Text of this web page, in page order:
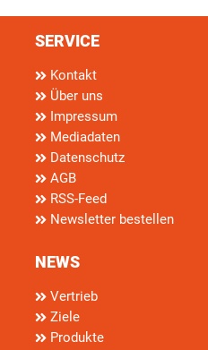
SERVICE
Kontakt
Über uns
Impressum
Mediadaten
Datenschutz
AGB
RSS-Feed
Newsletter bestellen
NEWS
Vertrieb
Ziele
Produkte